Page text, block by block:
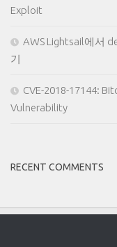
Exploit
AWS Lightsail에서
기
CVE-2018-17144:
Vulnerability
RECENT COMMENTS